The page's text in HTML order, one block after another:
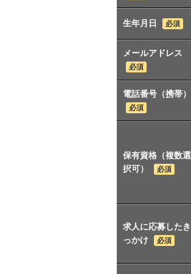
生年月日 必須
メールアドレス
必須
電話番号（携帯）
必須
保有資格（複数選
択可）
必須
求人に応募したき
っかけ
必須